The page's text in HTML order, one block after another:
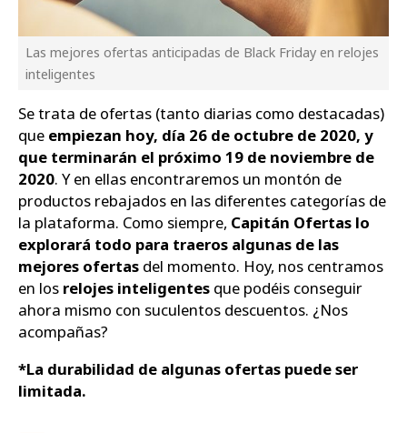
Las mejores ofertas anticipadas de Black Friday en relojes
inteligentes
Se trata de ofertas (tanto diarias como destacadas)
que empiezan hoy, día 26 de octubre de 2020, y
que terminarán el próximo 19 de noviembre de
2020. Y en ellas encontraremos un montón de
productos rebajados en las diferentes categorías de
la plataforma. Como siempre, Capitán Ofertas lo
explorará todo para traeros algunas de las
mejores ofertas del momento. Hoy, nos centramos
en los relojes inteligentes que podéis conseguir
ahora mismo con suculentos descuentos. ¿Nos
acompañas?
*La durabilidad de algunas ofertas puede ser
limitada.